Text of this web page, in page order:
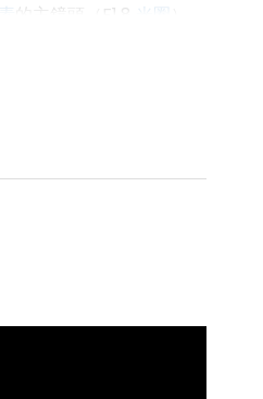
的主鏡頭（F1.8 光圈
幕轉錄功能可將會議內